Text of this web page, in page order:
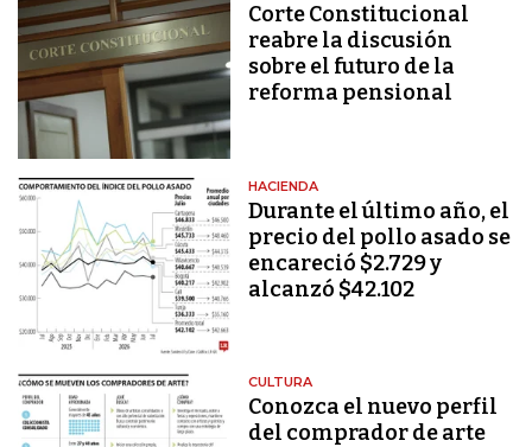
Corte Constitucional
reabre la discusión
sobre el futuro de la
reforma pensional
HACIENDA
Durante el último año, el
precio del pollo asado se
encareció $2.729 y
alcanzó $42.102
CULTURA
Conozca el nuevo perfil
del comprador de arte